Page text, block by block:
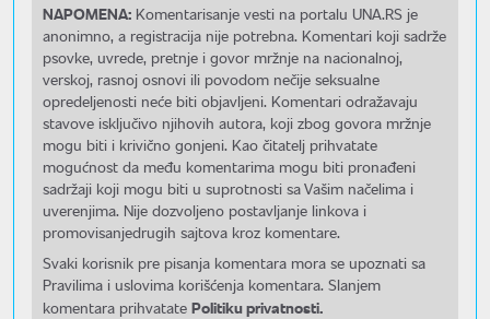
NAPOMENA: Komentarisanje vesti na portalu UNA.RS je
anonimno, a registracija nije potrebna. Komentari koji sadrže
psovke, uvrede, pretnje i govor mržnje na nacionalnoj,
verskoj, rasnoj osnovi ili povodom nečije seksualne
opredeljenosti neće biti objavljeni. Komentari odražavaju
stavove isključivo njihovih autora, koji zbog govora mržnje
mogu biti i krivično gonjeni. Kao čitatelj prihvatate
mogućnost da među komentarima mogu biti pronađeni
sadržaji koji mogu biti u suprotnosti sa Vašim načelima i
uverenjima. Nije dozvoljeno postavljanje linkova i
promovisanjedrugih sajtova kroz komentare.
Svaki korisnik pre pisanja komentara mora se upoznati sa
Pravilima i uslovima korišćenja komentara. Slanjem
komentara prihvatate Politiku privatnosti.